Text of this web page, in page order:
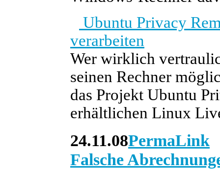
Ubuntu Privacy
verarbeiten
Wer wirklich
seinen Rechner
das Projekt Ubuntu
erhältlichen Linux
24.11.08PermaLink
Falsche